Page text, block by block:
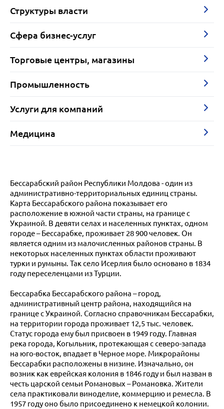
Структуры власти
Сфера бизнес-услуг
Торговые центры, магазины
Промышленность
Услуги для компаний
Медицина
Бессарабский район Республики Молдова - один из
административно-территориальных единиц страны.
Карта Бессарабского района показывает его
расположение в южной части страны, на границе с
Украиной. В девяти селах и населенных пунктах, одном
городе – Бессарабке, проживает 28 900 человек. Он
является одним из малочисленных районов страны. В
некоторых населенных пунктах области проживают
турки и румыны. Так село Исерлия было основано в 1834
году переселенцами из Турции.
Бессарабка Бессарабского района – город,
административный центр района, находящийся на
границе с Украиной. Согласно справочникам Бессарабки,
на территории города проживает 12,5 тыс. человек.
Статус города ему был присвоен в 1949 году. Главная
река города, Когыльник, протекающая с северо-запада
на юго-восток, впадает в Черное море. Микрорайоны
Бессарабки расположены в низине. Изначально, он
возник как еврейская колония в 1846 году и был назван в
честь царской семьи Романовых – Романовка. Жители
села практиковали виноделие, коммерцию и ремесла. В
1957 году оно было присоединено к немецкой колонии.